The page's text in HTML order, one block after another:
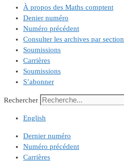
À propos des Maths comptent
Denier numéro
Numéro précédent
Consulter les archives par section
Soumissions
Carrières
Soumissions
S’abonner
Rechercher
English
Dernier numéro
Numéro précédent
Carrières